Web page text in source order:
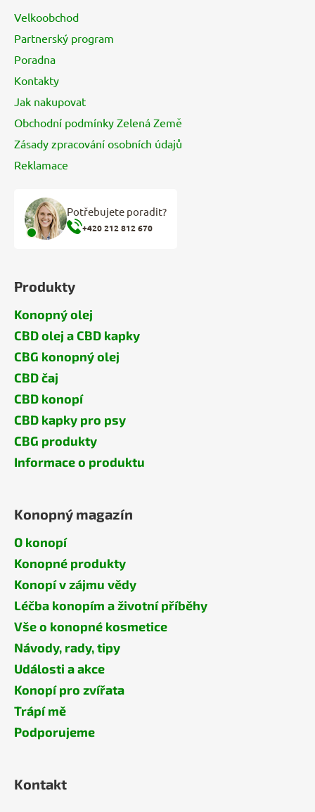
Velkoobchod
Partnerský program
Poradna
Kontakty
Jak nakupovat
Obchodní podmínky Zelená Země
Zásady zpracování osobních údajů
Reklamace
Potřebujete poradit?
+420 212 812 670
Produkty
Konopný olej
CBD olej a CBD kapky
CBG konopný olej
CBD čaj
CBD konopí
CBD kapky pro psy
CBG produkty
Informace o produktu
Konopný magazín
O konopí
Konopné produkty
Konopí v zájmu vědy
Léčba konopím a životní příběhy
Vše o konopné kosmetice
Návody, rady, tipy
Události a akce
Konopí pro zvířata
Trápí mě
Podporujeme
Kontakt